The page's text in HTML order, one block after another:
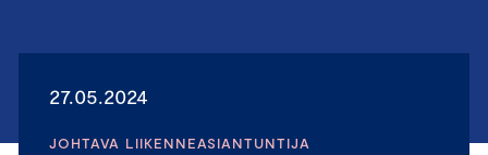
27.05.2024
JOHTAVA LIIKENNEASIANTUNTIJA